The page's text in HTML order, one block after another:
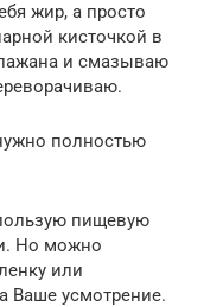
жир, а просто
кисточкой в
и смазываю
полностью
пищевую
Но можно
или
Ваше усмотрение.